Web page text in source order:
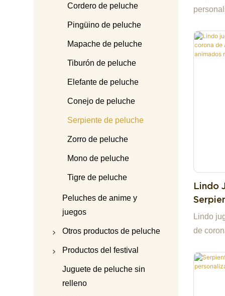
Cordero de peluche
Pingüino de peluche
Mapache de peluche
Tiburón de peluche
Elefante de peluche
Conejo de peluche
Serpiente de peluche
Zorro de peluche
Mono de peluche
Tigre de peluche
Peluches de anime y
juegos
Otros productos de peluche
Oso de peluche
Accesorios para
muñecos de peluche
Productos del festival
Peluche navideño
Peluche de Halloween
Juguete de peluche sin
relleno
Lindo
Lindo
de
de